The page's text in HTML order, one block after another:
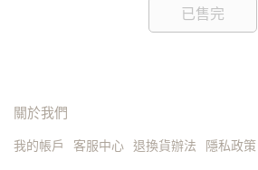
諒。如遇庫存不足無法下單，亦歡
已售完
關於我們
我的帳戶 客服中心 退換貨辦法 隱私政策